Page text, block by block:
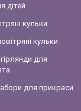
дітей
кульки
кульки
для
для прикраси